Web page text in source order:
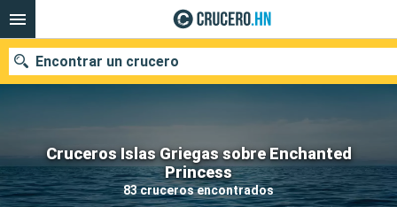
Cruceros Islas Griegas sobre Enchanted
Princess
83 cruceros encontrados
Encontrar un crucero
Nuestros destinos
Fecha de salida